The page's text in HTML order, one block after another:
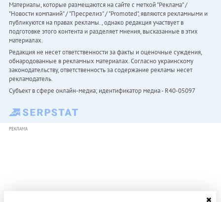
Материалы, которые размещаются на сайте с меткой "Реклама" /
"Новости компаний" / "Пресрелиз" / "Promoted", являются рекламными и
публикуются на правах рекламы. , однако редакция участвует в
подготовке этого контента и разделяет мнения, высказанные в этих
материалах.
Редакция не несет ответственности за факты и оценочные суждения,
обнародованные в рекламных материалах. Согласно украинскому
законодательству, ответственность за содержание рекламы несет
рекламодатель.
Субъект в сфере онлайн-медиа; идентификатор медиа - R40-05097
РЕКЛАМА